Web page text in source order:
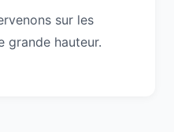
sur les
grande hauteur.